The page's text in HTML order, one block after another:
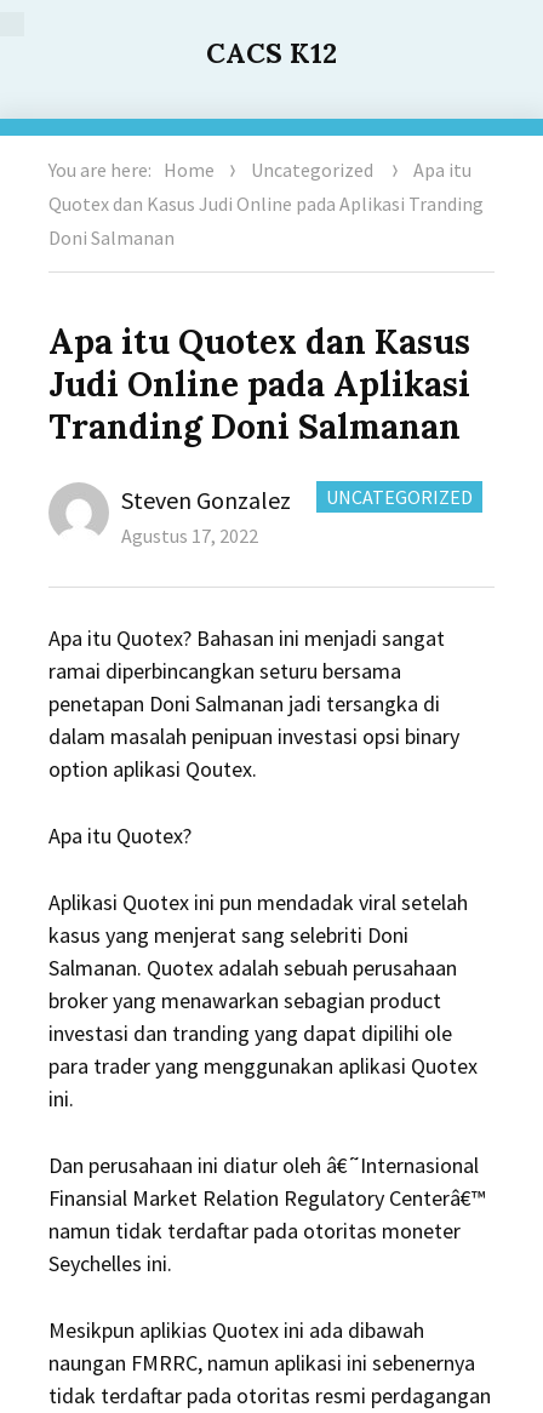
CACS K12
You are here: Home Uncategorized
Apa itu
Quotex dan Kasus Judi Online pada Aplikasi Tranding
Doni Salmanan
Apa itu Quotex dan Kasus
Judi Online pada Aplikasi
Tranding Doni Salmanan
CATEGORIES:
UNCATEGORIZED
Author
Steven Gonzalez
Posted
Agustus 17, 2022
Apa itu Quotex? Bahasan ini menjadi sangat
ramai diperbincangkan seturu bersama
penetapan Doni Salmanan jadi tersangka di
dalam masalah penipuan investasi opsi binary
option aplikasi Qoutex.
Apa itu Quotex?
Aplikasi Quotex ini pun mendadak viral setelah
kasus yang menjerat sang selebriti Doni
Salmanan. Quotex adalah sebuah perusahaan
broker yang menawarkan sebagian product
investasi dan tranding yang dapat dipilihi ole
para trader yang menggunakan aplikasi Quotex
ini.
Dan perusahaan ini diatur oleh â€˜Internasional
Finansial Market Relation Regulatory Centerâ€™
namun tidak terdaftar pada otoritas moneter
Seychelles ini.
Mesikpun aplikias Quotex ini ada dibawah
naungan FMRRC, namun aplikasi ini sebenernya
tidak terdaftar pada otoritas resmi perdagangan